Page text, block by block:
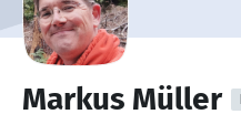
Markus Müller